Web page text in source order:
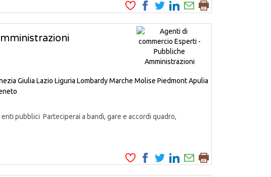
Giulia Lazio Liguria LombardyMarche Molise PiedmontApulia
pubblici Parteciperai a bandi, gare e accordi quadro,